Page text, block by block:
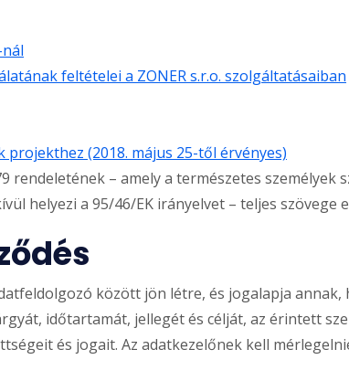
feltételei a ZONER s.r.o. szolgáltatásaiban
projekthez (2018. május 25-től érvényes)
rendeletének – amely a természetes
helyezi a 95/46/EK irányelvet – teljes szövege
között jön létre, és jogalapja
időtartamát, jellegét és célját, az érintett
és jogait. Az adatkezelőnek kell